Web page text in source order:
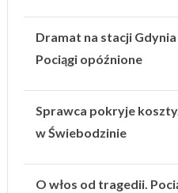
Dramat na stacji
Pociągi opóźnione
Sprawca pokryje
w Świebodzinie
O włos od tragedii.